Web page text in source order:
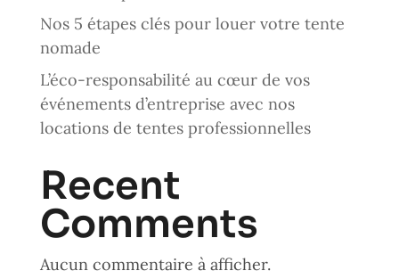
Nos 5 étapes clés pour louer votre tente
nomade
L’éco-responsabilité au cœur de vos
événements d’entreprise avec nos
locations de tentes professionnelles
Recent
Comments
Aucun commentaire à afficher.